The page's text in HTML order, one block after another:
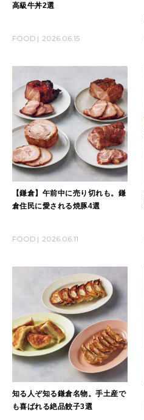
高級牛丼2選
FOOD 2026.06.15
【鎌倉】午前中に売り切れも。鎌
倉住民に愛される焼豚4選
FOOD 2026.06.11
知る人ぞ知る鎌倉名物。手土産で
も喜ばれる絶品餃子3選